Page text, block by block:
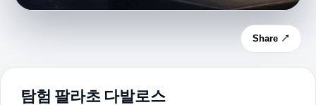
Share ↗
탐험 팔라초 다발로스